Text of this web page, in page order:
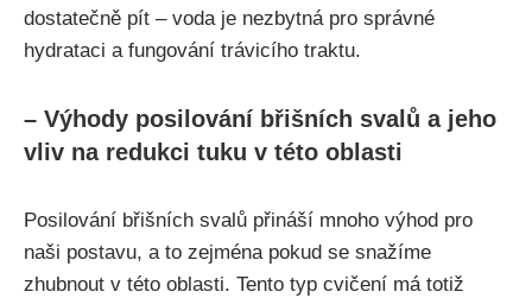
dostatečně pít – voda je nezbytná pro správné
hydrataci a fungování trávicího traktu.
– Výhody posilování břišních svalů ⁢a jeho
‍vliv na ​redukci tuku v ​této ⁢oblasti
Posilování břišních svalů přináší⁢ mnoho výhod ​pro
naši postavu, a⁢ to zejména pokud ‌se snažíme
zhubnout ⁤v⁢ této oblasti. Tento typ cvičení má totiž